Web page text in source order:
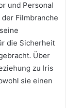
und Personal
Filmbranche
die Sicherheit
Über
zu Iris
sie einen